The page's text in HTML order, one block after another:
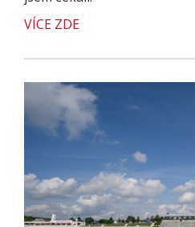
VÍCE ZDE